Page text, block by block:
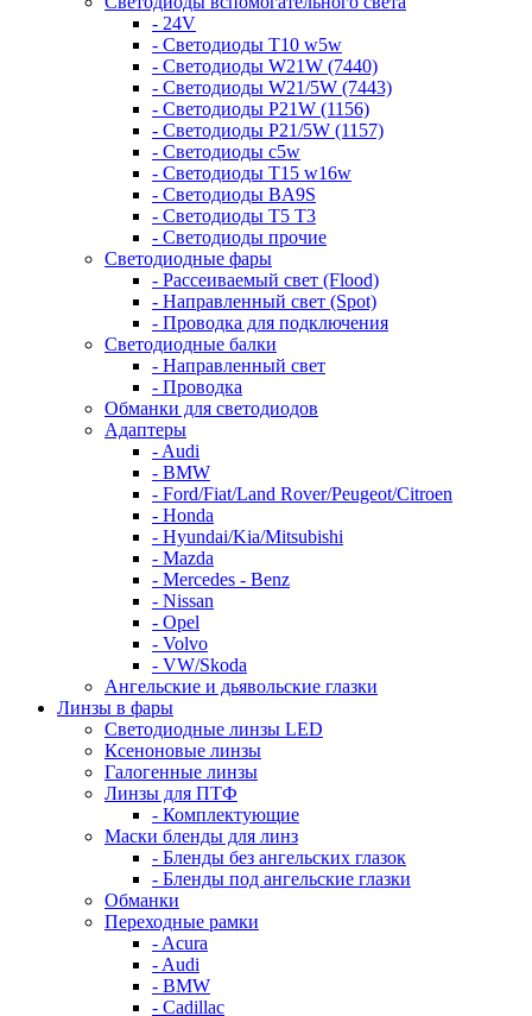
- 24V
- Светодиоды T10 w5w
- Светодиоды W21W (7440)
- Светодиоды W21/5W (7443)
- Светодиоды P21W (1156)
- Светодиоды P21/5W (1157)
- Светодиоды c5w
- Светодиоды T15 w16w
- Светодиоды BA9S
- Светодиоды T5 T3
- Светодиоды прочие
Светодиодные фары
- Рассеиваемый свет (Flood)
- Направленный свет (Spot)
- Проводка для подключения
Светодиодные балки
- Направленный свет
- Проводка
Обманки для светодиодов
Адаптеры
- Audi
- BMW
- Ford/Fiat/Land Rover/Peugeot/Citroen
- Honda
- Hyundai/Kia/Mitsubishi
- Mazda
- Mercedes - Benz
- Nissan
- Opel
- Volvo
- VW/Skoda
Ангельские и дьявольские глазки
Линзы в фары
Светодиодные линзы LED
Ксеноновые линзы
Галогенные линзы
Линзы для ПТФ
- Комплектующие
Маски бленды для линз
- Бленды без ангельских глазок
- Бленды под ангельские глазки
Обманки
Переходные рамки
- Acura
- Audi
- BMW
- Cadillac